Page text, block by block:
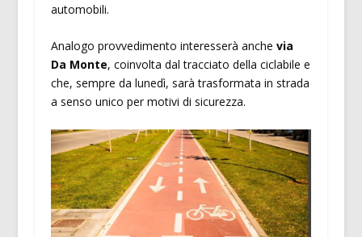
automobili.
Analogo provvedimento interesserà anche via
Da Monte, coinvolta dal tracciato della ciclabile e
che, sempre da lunedì, sarà trasformata in strada
a senso unico per motivi di sicurezza.